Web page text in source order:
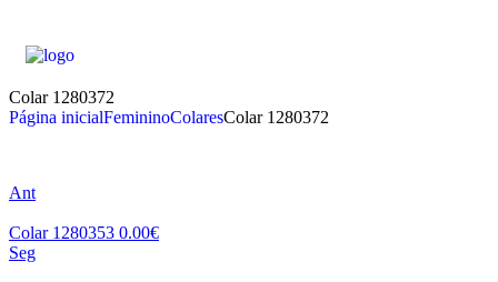
Colar 1280372
Página inicialFemininoColaresColar 1280372
Ant
Colar 1280353 0.00€
Seg